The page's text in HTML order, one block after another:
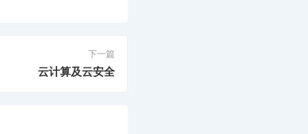
下一篇
云计算及云安全